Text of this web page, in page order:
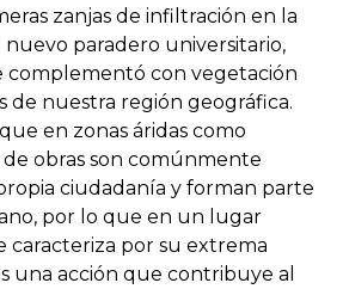
zanjas de infiltración en la
nuevo paradero universitario,
complementó con vegetación
de nuestra región geográfica.
zonas áridas como
obras son comúnmente
ciudadanía y forman parte
por lo que en un lugar
caracteriza por su extrema
una acción que contribuye al